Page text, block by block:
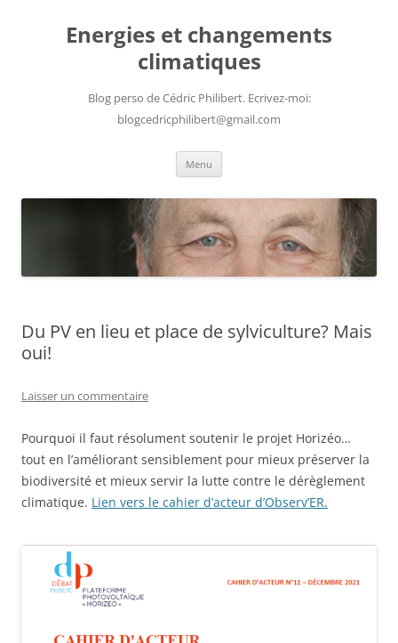
contenuEnergies et changements
climatiques
Blog perso de Cédric Philibert. Ecrivez-moi:
blogcedricphilibert@gmail.com
Menu
Du PV en lieu et place de sylviculture? Mais
oui!
Laisser un commentaire
Pourquoi il faut résolument soutenir le projet Horizéo…
tout en l’améliorant sensiblement pour mieux préserver la
biodiversité et mieux servir la lutte contre le dérèglement
climatique. Lien vers le cahier d’acteur d’Observ’ER.